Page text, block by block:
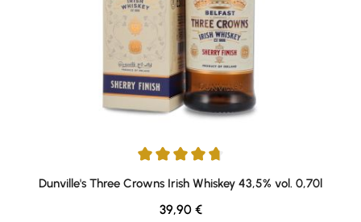
Durchschnittliche Bewertung von 4.83 von 5 Sternen
Dunville's Three Crowns Irish Whiskey 43,5% vol. 0,70l
Regulärer Preis:
39,90 €